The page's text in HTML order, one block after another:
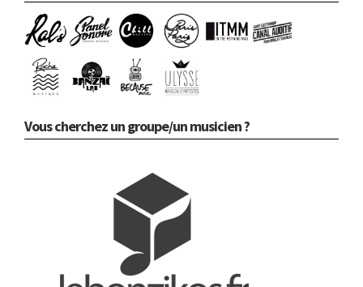
Vous cherchez un groupe/un musicien ?